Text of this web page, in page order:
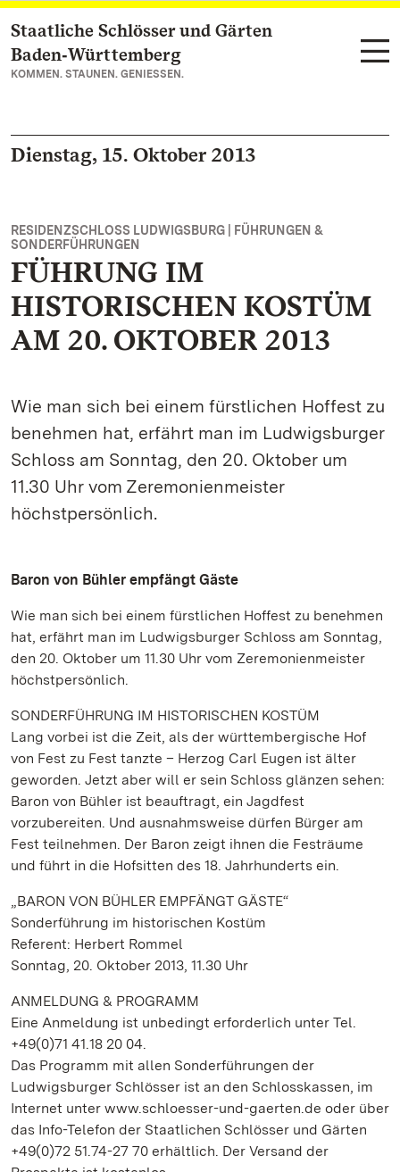
Zum Hauptinhalt springen
Staatliche Schlösser und Gärten
Baden‑Württemberg
KOMMEN. STAUNEN. GENIESSEN.
Dienstag, 15. Oktober 2013
RESIDENZSCHLOSS LUDWIGSBURG | FÜHRUNGEN &
SONDERFÜHRUNGEN
FÜHRUNG IM
HISTORISCHEN KOSTÜM
AM 20. OKTOBER 2013
Wie man sich bei einem fürstlichen Hoffest zu
benehmen hat, erfährt man im Ludwigsburger
Schloss am Sonntag, den 20. Oktober um
11.30 Uhr vom Zeremonienmeister
höchstpersönlich.
Baron von Bühler empfängt Gäste
Wie man sich bei einem fürstlichen Hoffest zu benehmen
hat, erfährt man im Ludwigsburger Schloss am Sonntag,
den 20. Oktober um 11.30 Uhr vom Zeremonienmeister
höchstpersönlich.
SONDERFÜHRUNG IM HISTORISCHEN KOSTÜM
Lang vorbei ist die Zeit, als der württembergische Hof
von Fest zu Fest tanzte – Herzog Carl Eugen ist älter
geworden. Jetzt aber will er sein Schloss glänzen sehen:
Baron von Bühler ist beauftragt, ein Jagdfest
vorzubereiten. Und ausnahmsweise dürfen Bürger am
Fest teilnehmen. Der Baron zeigt ihnen die Festräume
und führt in die Hofsitten des 18. Jahrhunderts ein.
„BARON VON BÜHLER EMPFÄNGT GÄSTE“
Sonderführung im historischen Kostüm
Referent: Herbert Rommel
Sonntag, 20. Oktober 2013, 11.30 Uhr
ANMELDUNG & PROGRAMM
Eine Anmeldung ist unbedingt erforderlich unter Tel.
+49(0)71 41.18 20 04.
Das Programm mit allen Sonderführungen der
Ludwigsburger Schlösser ist an den Schlosskassen, im
Internet unter www.schloesser-und-gaerten.de oder über
das Info-Telefon der Staatlichen Schlösser und Gärten
+49(0)72 51.74-27 70 erhältlich. Der Versand der